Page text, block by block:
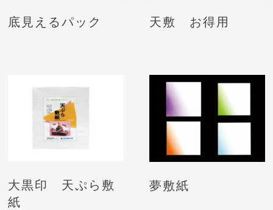
底見えるパック 天敷 お得用
大黒印 天ぷら敷
紙
夢敷紙